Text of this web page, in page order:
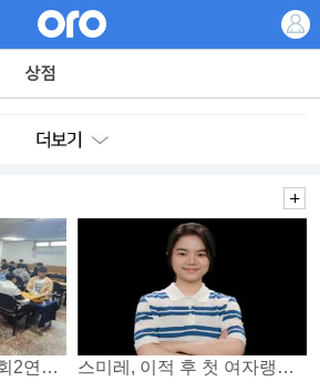
22전 전승 임상규·대회2연패 노리는 김다빈…왕중왕전 16강 7일부터 스미레, 이적 후 첫 여자랭킹 3위